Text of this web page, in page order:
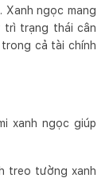
Xanh ngọc mang
trì trạng thái cân
trong cả tài chính
xanh ngọc giúp
treo tường xanh